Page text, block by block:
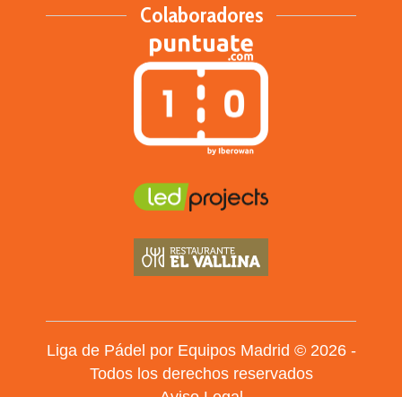
Colaboradores
Liga de Pádel por Equipos Madrid © 2026 -
Todos los derechos reservados